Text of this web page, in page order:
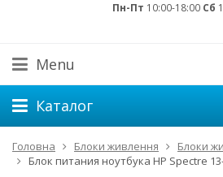
Пн-Пт 10:00-18:00 Сб
Menu
Каталог
Головна Блоки живлення
Блоки
Блок питания ноутбука HP Spectre